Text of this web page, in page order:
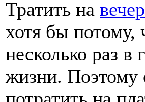
Тратить на
хотя бы потому,
несколько раз в
жизни. Поэтому